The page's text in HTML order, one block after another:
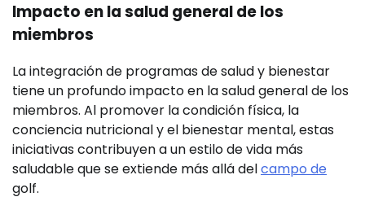
Impacto en la salud general de los
miembros
La integración de programas de salud y bienestar
tiene un profundo impacto en la salud general de los
miembros. Al promover la condición física, la
conciencia nutricional y el bienestar mental, estas
iniciativas contribuyen a un estilo de vida más
saludable que se extiende más allá delcampo de
golf.